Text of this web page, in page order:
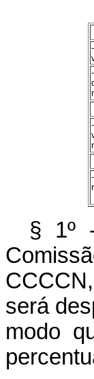
§ 1º
será
modo